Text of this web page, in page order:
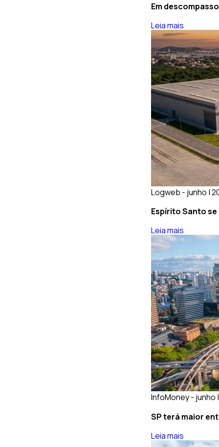
Em
Leia mais
Logweb - junho |
Espírito Santo
Leia mais
InfoMoney - junho
SP terá maior
Leia mais